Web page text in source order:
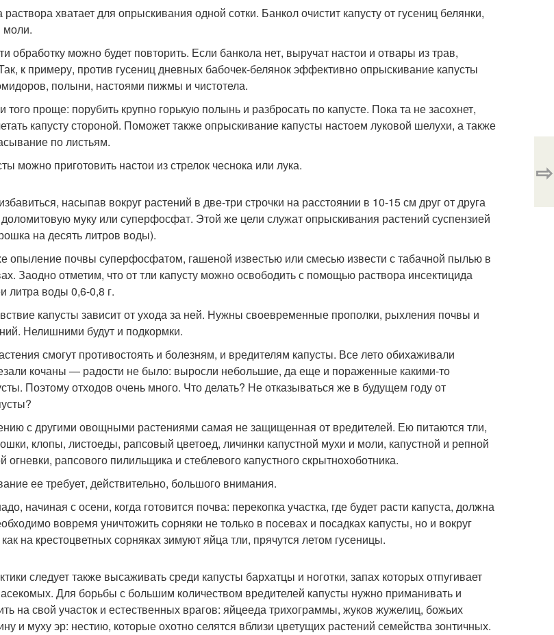
раствора хватает для опрыскивания одной сотки. Банкол очистит капусту от гусениц белянки,
моли.
обработку можно будет повторить. Если банкола нет, выручат настои и отвары из трав,
к примеру, против гусениц дневных бабочек-белянок эффективно опрыскивание капусты
полыни, настоями пижмы и чистотела.
того проще: порубить крупно горькую полынь и разбросать по капусте. Пока та не засохнет,
капусту стороной. Поможет также опрыскивание капусты настоем луковой шелухи, а также
по листьям.
можно приготовить настои из стрелок чеснока или лука.
насыпав вокруг растений в две-три строчки на расстоянии в 10-15 см друг от друга
муку или суперфосфат. Этой же цели служат опрыскивания растений суспензией
на десять литров воды).
опыление почвы суперфосфатом, гашеной известью или смесью извести с табачной пылью в
Заодно отметим, что от тли капусту можно освободить с помощью раствора инсектицида
литра воды 0,6-0,8 г.
капусты зависит от ухода за ней. Нужны своевременные прополки, рыхления почвы и
Нелишними будут и подкормки.
смогут противостоять и болезням, и вредителям капусты. Все лето обихаживали
кочаны — радости не было: выросли небольшие, да еще и пораженные какими-то
Поэтому отходов очень много. Что делать? Не отказываться же в будущем году от
с другими овощными растениями самая не защищенная от вредителей. Ею питаются тли,
клопы, листоеды, рапсовый цветоед, личинки капустной мухи и моли, капустной и репной
огневки, рапсового пилильщика и стеблевого капустного скрытнохоботника.
ее требует, действительно, большого внимания.
начиная с осени, когда готовится почва: перекопка участка, где будет расти капуста, должна
вовремя уничтожить сорняки не только в посевах и посадках капусты, но и вокруг
как на крестоцветных сорняках зимуют яйца тли, прячутся летом гусеницы.
следует также высаживать среди капусты бархатцы и ноготки, запах которых отпугивает
Для борьбы с большим количеством вредителей капусты нужно приманивать и
на свой участок и естественных врагов: яйцееда трихограммы, жуков жужелиц, божьих
и муху эр: нестию, которые охотно селятся вблизи цветущих растений семейства зонтичных.
⇨